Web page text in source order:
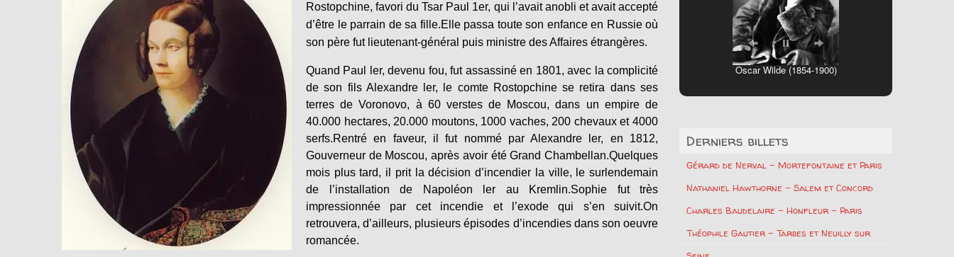
Rostopchine, favori du Tsar Paul 1er, qui l’avait anobli et avait accepté
d’être le parrain de sa fille.Elle passa toute son enfance en Russie où
son père fut lieutenant-général puis ministre des Affaires étrangères.
Quand Paul ler, devenu fou, fut assassiné en 1801, avec la complicité
de son fils Alexandre ler, le comte Rostopchine se retira dans ses
terres de Voronovo, à 60 verstes de Moscou, dans un empire de
40.000 hectares, 20.000 moutons, 1000 vaches, 200 chevaux et 4000
serfs.Rentré en faveur, il fut nommé par Alexandre ler, en 1812,
Gouverneur de Moscou, après avoir été Grand Chambellan.Quelques
mois plus tard, il prit la décision d’incendier la ville, le surlendemain
de l’installation de Napoléon ler au Kremlin.Sophie fut très
impressionnée par cet incendie et l’exode qui s’en suivit.On
retrouvera, d’ailleurs, plusieurs épisodes d’incendies dans son oeuvre
romancée.
Oscar Wilde (1854-1900)
Derniers billets
Gérard de Nerval – Mortefontaine et Paris
Nathaniel Hawthorne – Salem et Concord
Charles Baudelaire – Honfleur – Paris
Théophile Gautier – Tarbes et Neuilly sur